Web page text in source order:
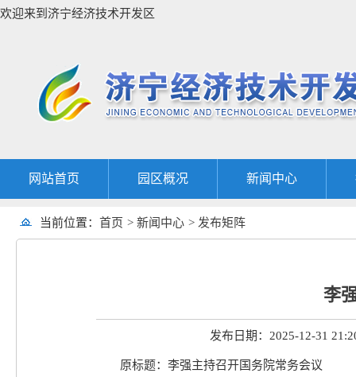
欢迎来到济宁经济技术开发区
网站首页 园区概况 新闻中心
当前位置： 首页 > 新闻中心 > 发布矩阵
李
发布日期：2025-12-31
原标题：李强主持召开国务院常务会议